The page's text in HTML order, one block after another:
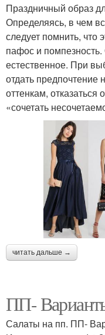
Праздничный образ
Определяясь, в чем
следует помнить, что
пафос и
естественное. При
отдать
оттенкам, отказаться
«сочетать
читать дальше →
ПП-
Салаты на пп. ПП-